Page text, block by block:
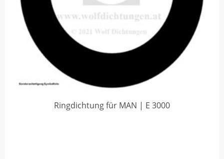
Ringdichtung für MAN | E 3000